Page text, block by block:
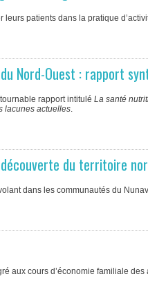
patients dans la pratique
Nord-Ouest : rapport
rapport intitulé La santé
lacunes actuelles.
du territoire
dans les communautés du
aux cours d’économie familiale des